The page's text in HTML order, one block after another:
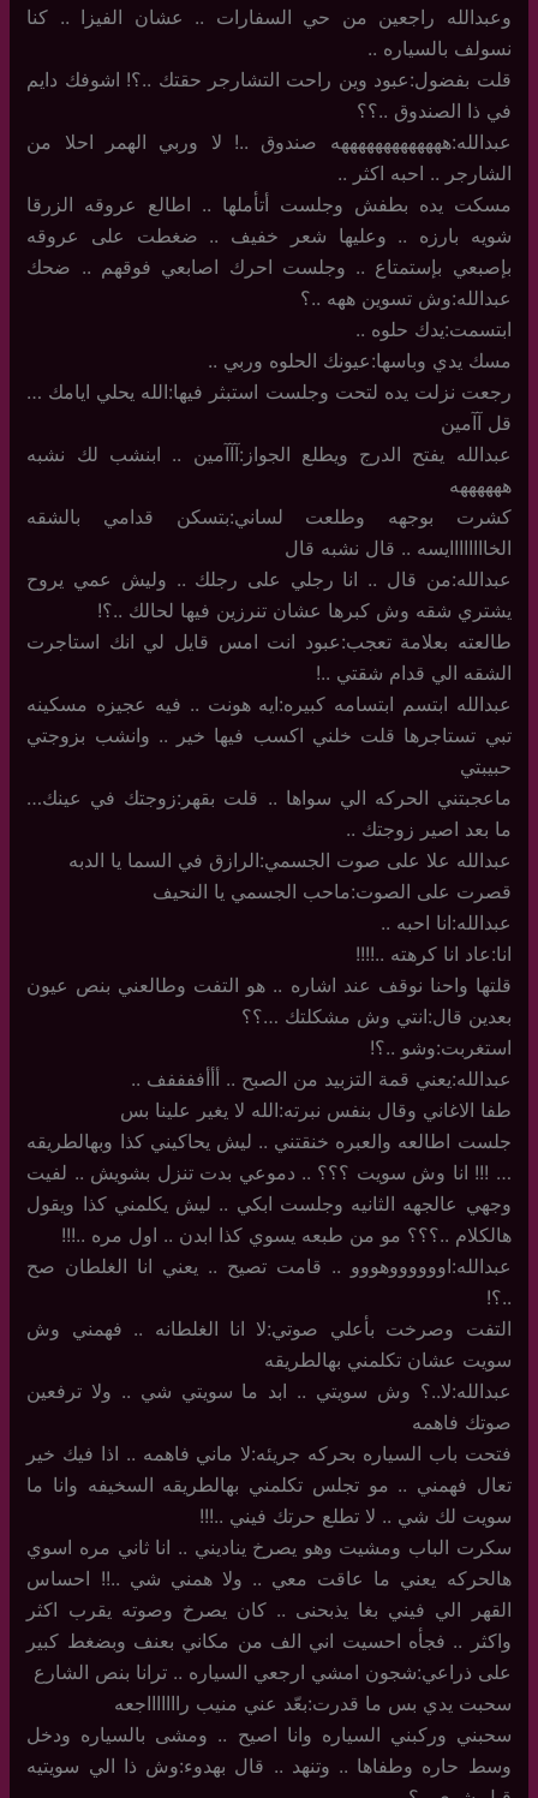
وعبدالله راجعين من حي السفارات .. عشان الفيزا .. كنا
نسولف بالسياره ..
قلت بفضول:عبود وين راحت التشارجر حقتك ..؟! اشوفك دايم
في ذا الصندوق ..؟؟
عبدالله:هههههههههههههه صندوق ..! لا وربي الهمر احلا من
الشارجر .. احبه اكثر ..
مسكت يده بطفش وجلست أتأملها .. اطالع عروقه الزرقا
شويه بارزه .. وعليها شعر خفيف .. ضغطت على عروقه
بإصبعي بإستمتاع .. وجلست احرك اصابعي فوقهم .. ضحك
عبدالله:وش تسوين ههه ..؟
ابتسمت:يدك حلوه ..
مسك يدي وباسها:عيونك الحلوه وربي ..
رجعت نزلت يده لتحت وجلست استبثر فيها:الله يحلي ايامك …
قل آآمين
عبدالله يفتح الدرج ويطلع الجواز:آآآمين .. ابنشب لك نشبه
ههههههه
كشرت بوجهه وطلعت لساني:بتسكن قدامي بالشقه
الخاااااااايسه .. قال نشبه قال
عبدالله:من قال .. انا رجلي على رجلك .. وليش عمي يروح
يشتري شقه وش كبرها عشان تنرزين فيها لحالك ..؟!
طالعته بعلامة تعجب:عبود انت امس قايل لي انك استاجرت
الشقه الي قدام شقتي ..!
عبدالله ابتسم ابتسامه كبيره:ايه هونت .. فيه عجيزه مسكينه
تبي تستاجرها قلت خلني اكسب فيها خير .. وانشب بزوجتي
حبيبتي
ماعجبتني الحركه الي سواها .. قلت بقهر:زوجتك في عينك…
ما بعد اصير زوجتك ..
عبدالله علا على صوت الجسمي:الرازق في السما يا الدبه
قصرت على الصوت:ماحب الجسمي يا النحيف
عبدالله:انا احبه ..
انا:عاد انا كرهته ..!!!!
قلتها واحنا نوقف عند اشاره .. هو التفت وطالعني بنص عيون
بعدين قال:انتي وش مشكلتك …؟؟
استغربت:وشو ..؟!
عبدالله:يعني قمة التزبيد من الصبح .. أأأففففف ..
طفا الاغاني وقال بنفس نبرته:الله لا يغير علينا بس
جلست اطالعه والعبره خنقتني .. ليش يحاكيني كذا وبهالطريقه
… !!! انا وش سويت ؟؟؟ .. دموعي بدت تنزل بشويش .. لفيت
وجهي عالجهه الثانيه وجلست ابكي .. ليش يكلمني كذا ويقول
هالكلام ..؟؟؟ مو من طبعه يسوي كذا ابدن .. اول مره ..!!!
عبدالله:اووووووهووو .. قامت تصيح .. يعني انا الغلطان صح
..؟!
التفت وصرخت بأعلي صوتي:لا انا الغلطانه .. فهمني وش
سويت عشان تكلمني بهالطريقه
عبدالله:لا..؟ وش سويتي .. ابد ما سويتي شي .. ولا ترفعين
صوتك فاهمه
فتحت باب السياره بحركه جريئه:لا ماني فاهمه .. اذا فيك خير
تعال فهمني .. مو تجلس تكلمني بهالطريقه السخيفه وانا ما
سويت لك شي .. لا تطلع حرتك فيني ..!!!
سكرت الباب ومشيت وهو يصرخ يناديني .. انا ثاني مره اسوي
هالحركه يعني ما عاقت معي .. ولا همني شي ..!! احساس
القهر الي فيني بغا يذبحنى .. كان يصرخ وصوته يقرب اكثر
واكثر .. فجأه احسيت اني الف من مكاني بعنف وبضغط كبير
على ذراعي:شجون امشي ارجعي السياره .. ترانا بنص الشارع
سحبت يدي بس ما قدرت:بعّد عني منيب راااااااجعه
سحبني وركبني السياره وانا اصيح .. ومشى بالسياره ودخل
وسط حاره وطفاها .. وتنهد .. قال بهدوء:وش ذا الي سويتيه